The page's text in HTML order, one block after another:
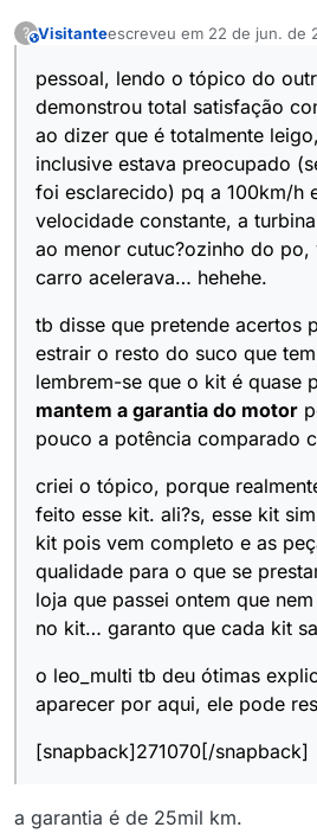
?This user is from outside of this forum
Visitanteescreveu em 22 de jun. de
última edição por
pessoal, lendo o tópico do
demonstrou total satisfação
ao dizer que é totalmente
inclusive estava preocupado
foi esclarecido) pq a 100km/h
velocidade constante, a
ao menor cutuc?ozinho do po,
carro acelerava… hehehe.
tb disse que pretende acertos
estrair o resto do suco que
lembrem-se que o kit é quase
mantem a garantia do motor
pouco a potência comparado
criei o tópico, porque
feito esse kit. ali?s, esse kit
kit pois vem completo e as
qualidade para o que se
loja que passei ontem que
no kit… garanto que cada kit
o leo_multi tb deu ótimas
aparecer por aqui, ele pode
[snapback]271070[/snapback]
a garantia é de 25mil km.